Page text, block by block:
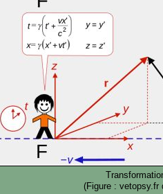
(Figure : vetopsy.fr